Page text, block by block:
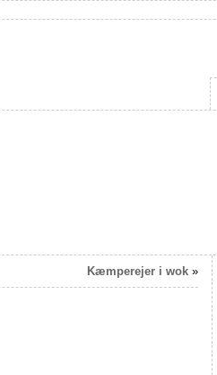
Kæmperejer i wok»